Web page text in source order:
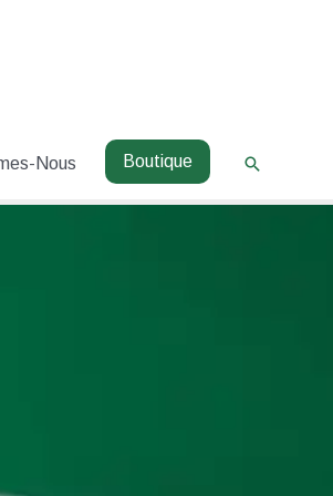
Nous Boutique Rechercher